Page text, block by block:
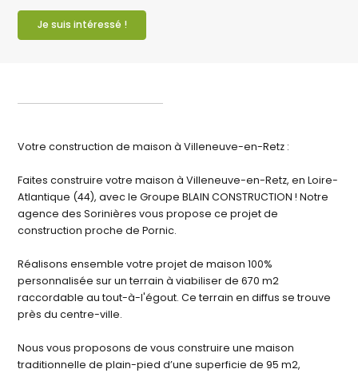
Je suis intéressé !
Votre construction de maison à Villeneuve-en-Retz :
Faites construire votre maison à Villeneuve-en-Retz, en Loire-
Atlantique (44), avec le Groupe BLAIN CONSTRUCTION ! Notre
agence des Sorinières vous propose ce projet de
construction proche de Pornic.
Réalisons ensemble votre projet de maison 100%
personnalisée sur un terrain à viabiliser de 670 m2
raccordable au tout-à-l'égout. Ce terrain en diffus se trouve
près du centre-ville.
Nous vous proposons de vous construire une maison
traditionnelle de plain-pied d’une superficie de 95 m2,